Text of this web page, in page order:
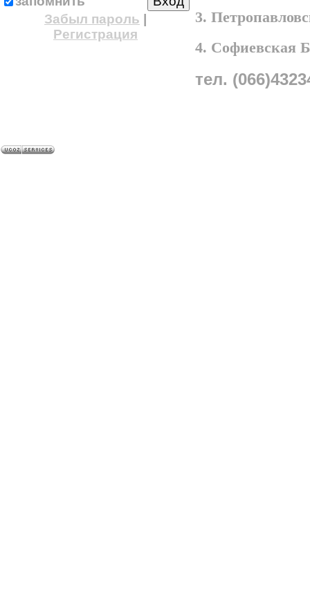
Забыл пароль
Регистрация
3.
4. Софиевская
тел.